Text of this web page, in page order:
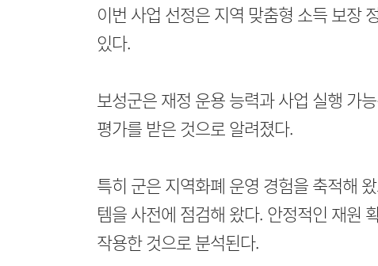
이번 사업 선정은 지역 맞춤형 소득 보장
있다.
보성군은 재정 운용 능력과 사업 실행 가
평가를 받은 것으로 알려졌다.
특히 군은 지역화폐 운영 경험을 축적해
템을 사전에 점검해 왔다. 안정적인 재원
작용한 것으로 분석된다.